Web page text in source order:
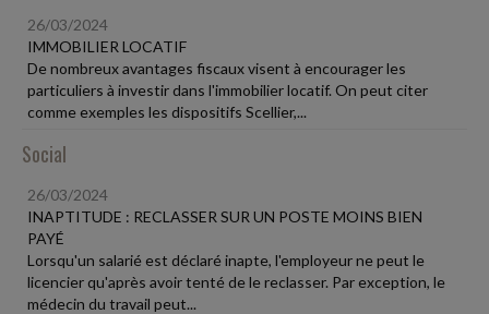
26/03/2024
IMMOBILIER LOCATIF
De nombreux avantages fiscaux visent à encourager les
particuliers à investir dans l'immobilier locatif. On peut citer
comme exemples les dispositifs Scellier,...
Social
26/03/2024
INAPTITUDE : RECLASSER SUR UN POSTE MOINS BIEN
PAYÉ
Lorsqu'un salarié est déclaré inapte, l'employeur ne peut le
licencier qu'après avoir tenté de le reclasser. Par exception, le
médecin du travail peut...